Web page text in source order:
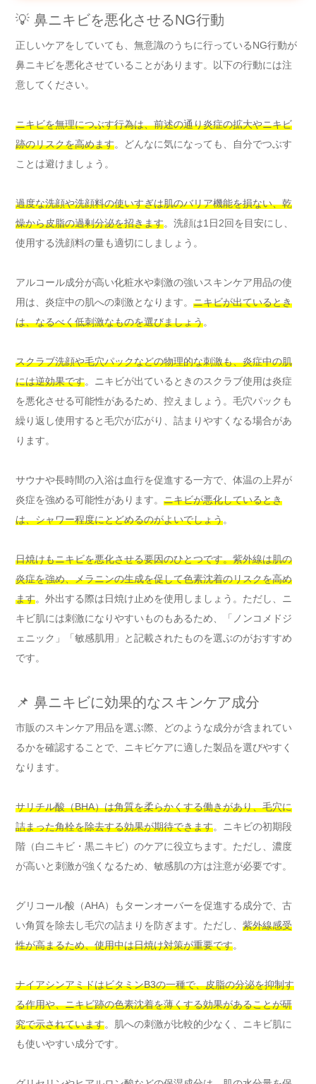
💡 鼻ニキビを悪化させるNG行動
正しいケアをしていても、無意識のうちに行っているNG行動が
鼻ニキビを悪化させていることがあります。以下の行動には注
意してください。
ニキビを無理につぶす行為は、前述の通り炎症の拡大やニキビ
跡のリスクを高めます。どんなに気になっても、自分でつぶす
ことは避けましょう。
過度な洗顔や洗顔料の使いすぎは肌のバリア機能を損ない、乾
燥から皮脂の過剰分泌を招きます。洗顔は1日2回を目安にし、
使用する洗顔料の量も適切にしましょう。
アルコール成分が高い化粧水や刺激の強いスキンケア用品の使
用は、炎症中の肌への刺激となります。 ニキビが出ているとき
は、なるべく低刺激なものを選びましょう。
スクラブ洗顔や毛穴パックなどの物理的な刺激も、炎症中の肌
には逆効果です。ニキビが出ているときのスクラブ使用は炎症
を悪化させる可能性があるため、控えましょう。毛穴パックも
繰り返し使用すると毛穴が広がり、詰まりやすくなる場合があ
ります。
サウナや長時間の入浴は血行を促進する一方で、体温の上昇が
炎症を強める可能性があります。 ニキビが悪化しているとき
は、シャワー程度にとどめるのがよいでしょう。
日焼けもニキビを悪化させる要因のひとつです。紫外線は肌の
炎症を強め、メラニンの生成を促して色素沈着のリスクを高め
ます。外出する際は日焼け止めを使用しましょう。ただし、ニ
キビ肌には刺激になりやすいものもあるため、「ノンコメドジ
ェニック」「敏感肌用」と記載されたものを選ぶのがおすすめ
です。
📌 鼻ニキビに効果的なスキンケア成分
市販のスキンケア用品を選ぶ際、どのような成分が含まれてい
るかを確認することで、ニキビケアに適した製品を選びやすく
なります。
サリチル酸（BHA）は角質を柔らかくする働きがあり、毛穴に
詰まった角栓を除去する効果が期待できます。ニキビの初期段
階（白ニキビ・黒ニキビ）のケアに役立ちます。ただし、濃度
が高いと刺激が強くなるため、敏感肌の方は注意が必要です。
グリコール酸（AHA）もターンオーバーを促進する成分で、古
い角質を除去し毛穴の詰まりを防ぎます。ただし、 紫外線感受
性が高まるため、使用中は日焼け対策が重要です。
ナイアシンアミドはビタミンB3の一種で、皮脂の分泌を抑制す
る作用や、ニキビ跡の色素沈着を薄くする効果があることが研
究で示されています。肌への刺激が比較的少なく、ニキビ肌に
も使いやすい成分です。